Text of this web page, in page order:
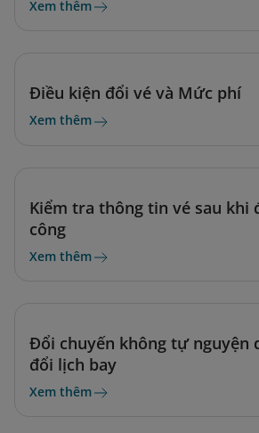
Xem thêm
Điều kiện đổi vé và Mức phí
Xem thêm
Kiểm tra thông tin vé sau khi
công
Xem thêm
Đổi chuyến không tự nguyện
đổi lịch bay
Xem thêm